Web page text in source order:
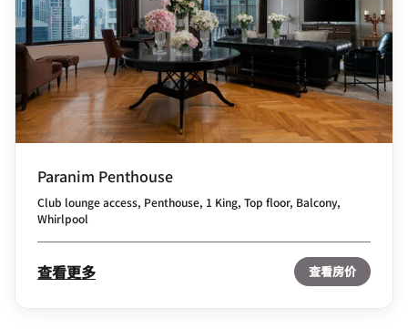
Paranim Penthouse
Club lounge access, Penthouse, 1 King, Top floor, Balcony,
Whirlpool
查看更多 查看房价